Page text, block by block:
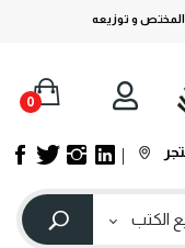
و توزيعه
0